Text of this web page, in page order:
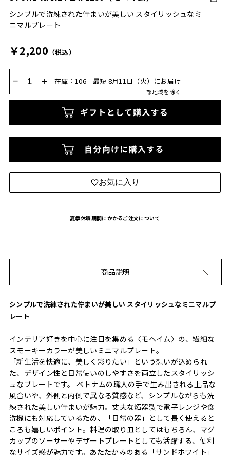
シンプルで洗練された佇まいが美しい スタイリッシュなミ
ニマルプレート
￥2,200 （税込）
− + 在庫：106 最短 8月11日（火）にお届け
一部地域を除く
お気に入り
夏季休暇期間にかかるご注文について
商品説明
シンプルで洗練された佇まいが美しい スタイリッシュなミニマルプ
レート
インテリア好きを中心に注目を集める〈モヘイム〉の、繊細な
スモーキーカラーが美しいミニマルプレート。
「新生活を快適に、美しく彩りたい」という想いが込められ
た、デザイン性と日常使いのしやすさを両立したスタイリッシ
ュなプレートです。 ベトナムの職人の手で生み出される上品な
風合いや、外側と内側で異なる質感など、シンプルながらも洗
練された美しい佇まいが魅力。丈夫な炻器製で電子レンジや食
洗機にも対応しているため、「日常の器」として長く使えると
ころも嬉しいポイント。料理の取り皿としてはもちろん、マグ
カップのソーサーやデザートプレートとしても活躍する、便利
なサイズ感が魅力です。あたたかみのある「サンドホワイト」